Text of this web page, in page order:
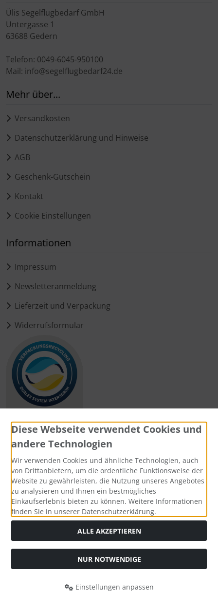
Ülis Segelflugbedarf GmbH
Untergasse 1
63688 Gedern
Telefon: 0049-6045-950100
Mail: info@segelflugbedarf24.de
Mehr über...
Versandkosten
Datenschutzerklärung und Hinweise
AGB
Geschenk-Gutschein
Kontakt
Cookie Einstellungen
Informationen
Impressum
Newsletteranmeldung
Lieferzeit und Verpackung
Widerrufsformular
Zahlungsmethoden
Social Media
Widerrufsformular
Diese Webseite verwendet Cookies und
andere Technologien
Wir verwenden Cookies und ähnliche Technologien, auch
von Drittanbietern, um die ordentliche Funktionsweise der
Website zu gewährleisten, die Nutzung unseres Angebotes
zu analysieren und Ihnen ein bestmögliches
Einkaufserlebnis bieten zu können. Weitere Informationen
finden Sie in unserer Datenschutzerklärung.
ALLE AKZEPTIEREN
NUR NOTWENDIGE
Einstellungen anpassen